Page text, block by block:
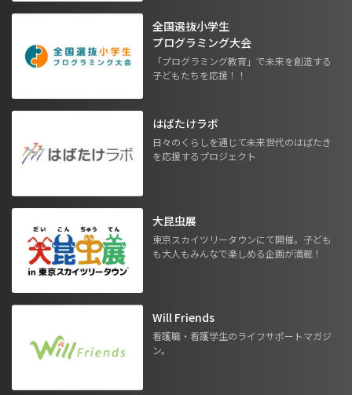
全国選抜小学生
プログラミング大会
「プログラミング教育」で未来を創造する
子どもたちを応援！！
はばたけラボ
日々のくらしを通じて未来世代のはばたき
を応援するプロジェクト
大昆虫展
東京スカイツリータウンにて開催。子ども
も大人もみんなで楽しめる企画が満載！
Will Friends
看護職・看護学生のライフサポートマガジ
ン。